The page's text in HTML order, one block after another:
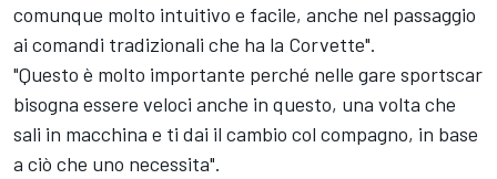
comunque molto intuitivo e facile, anche nel passaggio
ai comandi tradizionali che ha la Corvette".
"Questo è molto importante perché nelle gare sportscar
bisogna essere veloci anche in questo, una volta che
sali in macchina e ti dai il cambio col compagno, in base
a ciò che uno necessita".